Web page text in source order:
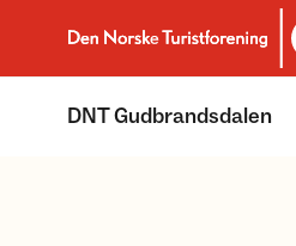
Til DNT.no forside
DNT Gudbrandsdalen